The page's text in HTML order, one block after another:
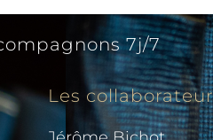
7j/7
Les